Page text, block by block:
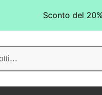
Sconto del